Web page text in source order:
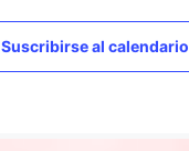
Suscribirse al calendario